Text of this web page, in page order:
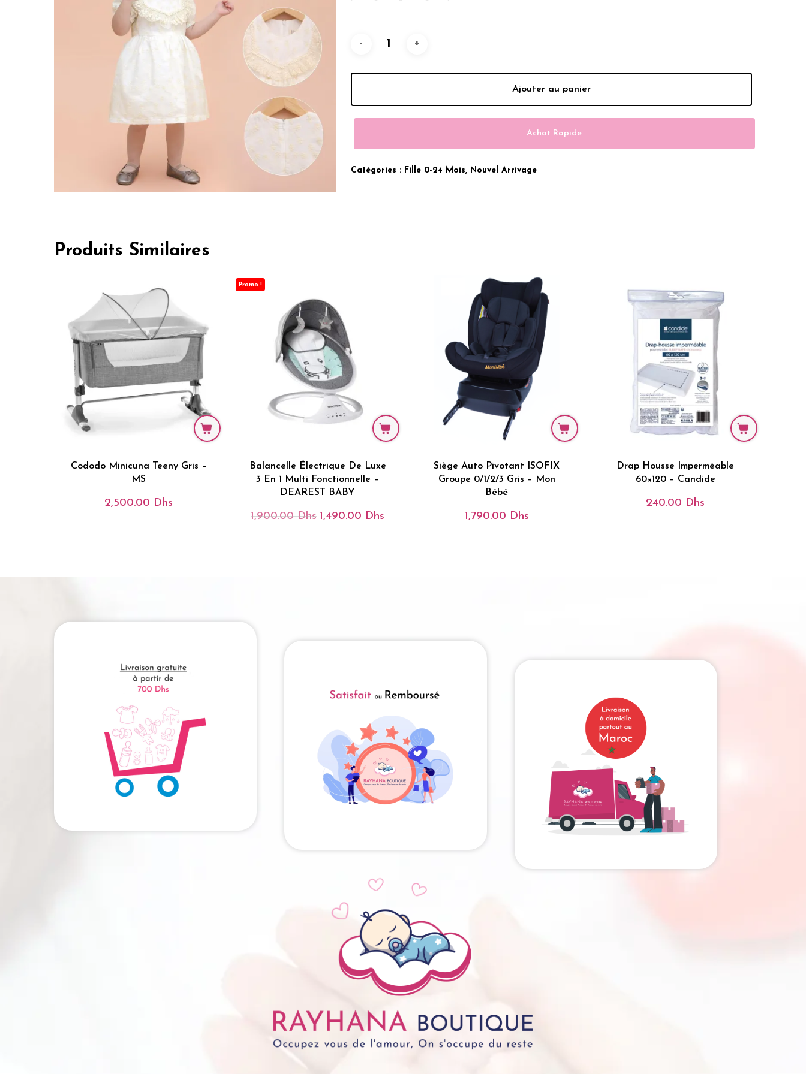
Ajouter au panier
Achat Rapide
Catégories : Fille 0-24 Mois, Nouvel Arrivage
Produits Similaires
Cododo Minicuna Teeny Gris –
MS
2,500.00 Dhs
Promo !
Balancelle Électrique De Luxe
3 En 1 Multi Fonctionnelle –
DEAREST BABY
1,900.00Dhs Le
1,490.00 Dhs
Siège Auto Pivotant ISOFIX
Groupe 0/1/2/3 Gris – Mon
Bébé
1,790.00 Dhs
Drap Housse Imperméable
60×120 – Candide
240.00 Dhs